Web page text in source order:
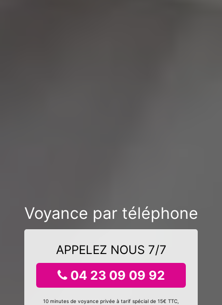
Voyance par téléphone
APPELEZ NOUS 7/7
04 23 09 09 92
10 minutes de voyance privée à tarif spécial de 15€ TTC,